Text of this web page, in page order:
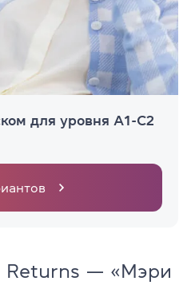
для уровня A1-C2
Returns — «Мэри